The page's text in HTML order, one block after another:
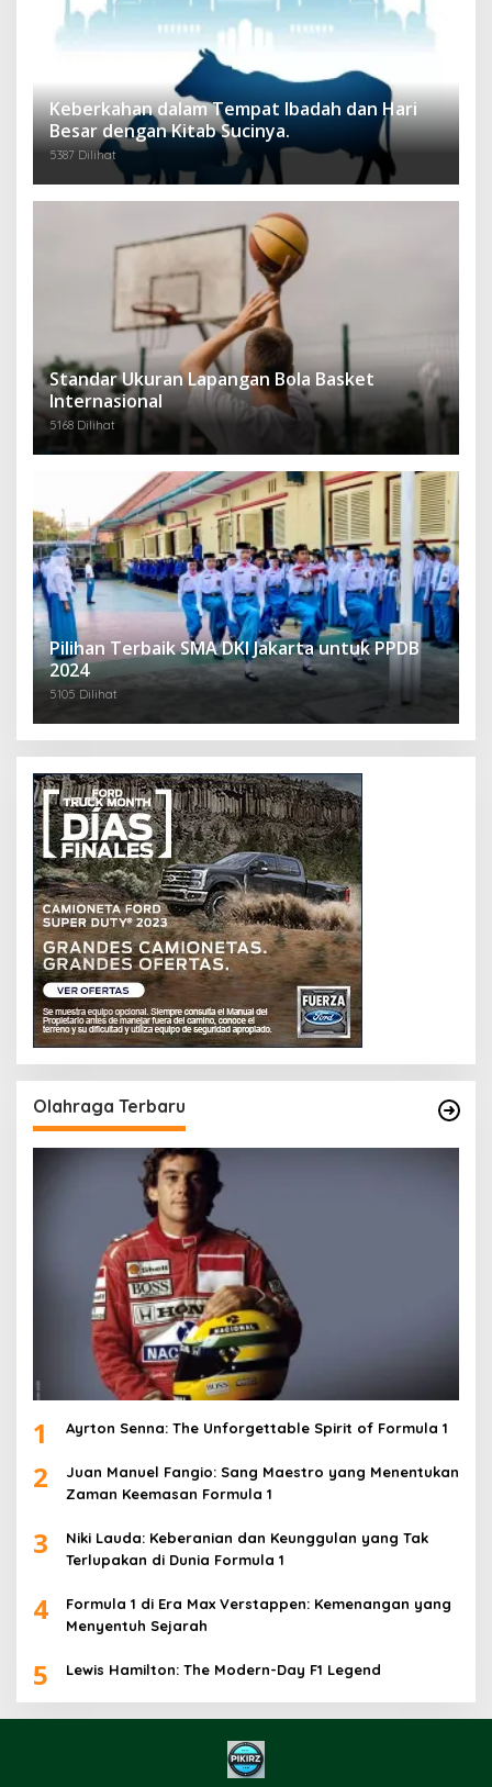
Keberkahan dalam Tempat Ibadah dan Hari
Besar dengan Kitab Sucinya.
5387 Dilihat
Standar Ukuran Lapangan Bola Basket
Internasional
5168 Dilihat
Pilihan Terbaik SMA DKI Jakarta untuk PPDB
2024
5105 Dilihat
Olahraga Terbaru
1 Ayrton Senna: The Unforgettable Spirit of Formula 1
2
Juan Manuel Fangio: Sang Maestro yang Menentukan
Zaman Keemasan Formula 1
3
Niki Lauda: Keberanian dan Keunggulan yang Tak
Terlupakan di Dunia Formula 1
4
Formula 1 di Era Max Verstappen: Kemenangan yang
Menyentuh Sejarah
5 Lewis Hamilton: The Modern-Day F1 Legend